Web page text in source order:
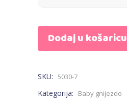
MAXI
roza
Dodaj u košaricu
SKU: 5030-7
Kategorija: Baby gnijezdo